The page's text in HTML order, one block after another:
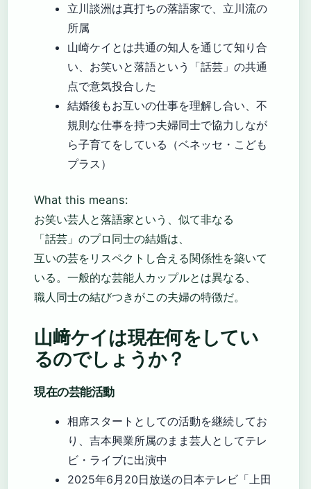
立川談洲は真打ちの落語家で、立川流の
所属
山崎ケイとは共通の知人を通じて知り合
い、お笑いと落語という「話芸」の共通
点で意気投合した
結婚後もお互いの仕事を理解し合い、不
規則な仕事を持つ夫婦同士で協力しなが
ら子育てをしている（ベネッセ・こども
プラス）
What this means:
お笑い芸人と落語家という、似て非なる
「話芸」のプロ同士の結婚は、
互いの芸をリスペクトし合える関係性を築いて
いる。一般的な芸能人カップルとは異なる、
職人同士の結びつきがこの夫婦の特徴だ。
山﨑ケイは現在何をしてい
るのでしょうか？
現在の芸能活動
相席スタートとしての活動を継続してお
り、吉本興業所属のまま芸人としてテレ
ビ・ライブに出演中
2025年6月20日放送の日本テレビ「上田